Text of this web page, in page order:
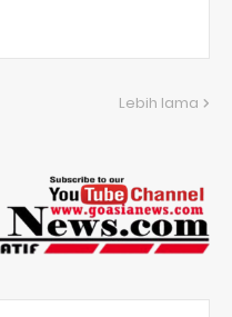
Lebih lama